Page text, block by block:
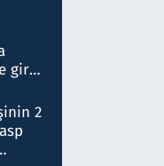
girdi:
2